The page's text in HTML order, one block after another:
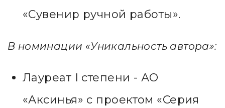
«Сувенир ручной работы».
В номинации «Уникальность автора»:
Лауреат I степени - АО
«Аксинья» с проектом «Серия